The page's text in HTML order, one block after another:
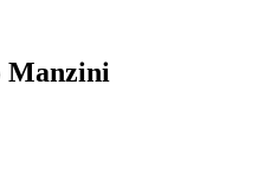
Manzini